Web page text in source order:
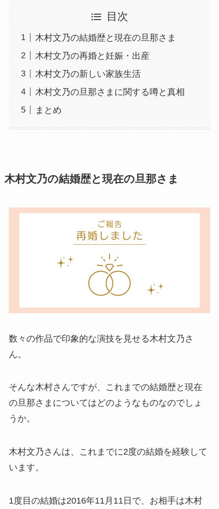
目次
木村文乃の結婚歴と現在の旦那さま
木村文乃の再婚と妊娠・出産
木村文乃の新しい家族生活
木村文乃の旦那さまに関する噂と真相
まとめ
木村文乃の結婚歴と現在の旦那さま
数々の作品で印象的な演技を見せる木村文乃さ
ん。
そんな木村さんですが、これまでの結婚歴と現在
の旦那さまについてはどのようなものなのでしょ
うか。
木村文乃さんは、これまでに2度の結婚を経験して
います。
1度目の結婚は2016年11月11日で、お相手は木村